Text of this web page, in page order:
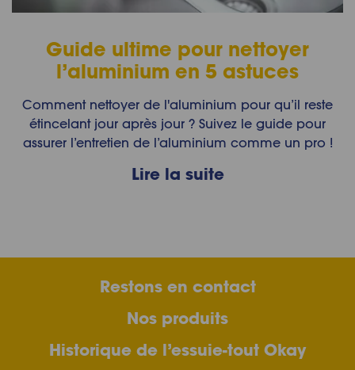
Guide ultime pour nettoyer
l’aluminium en 5 astuces
Comment nettoyer de l'aluminium pour qu’il reste
étincelant jour après jour ? Suivez le guide pour
assurer l’entretien de l’aluminium comme un pro !
Lire la suite
Restons en contact
Nos produits
Historique de l’essuie-tout Okay